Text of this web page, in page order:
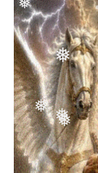
❅
❅
❅
❅
❅ ❅